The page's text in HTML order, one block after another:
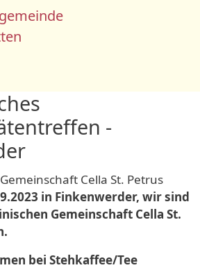
-
in Finkenwerder, wir sind
Gemeinschaft Cella St.
bei Stehkaffee/Tee